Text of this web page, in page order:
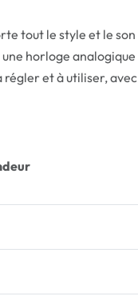
tout le style et le
horloge
et à utiliser,